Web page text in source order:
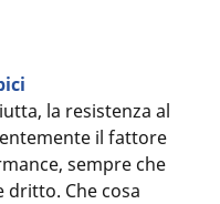
la resistenza al
il fattore
sempre che
dritto. Che cosa